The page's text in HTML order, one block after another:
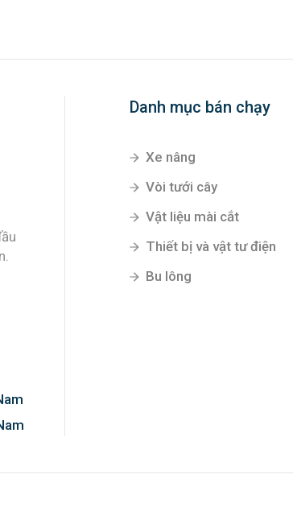
Danh mục bán chạy
Xe nâng
Vòi tưới cây
Vật liệu mài cắt
Thiết bị và vật tư điện
Bu lông